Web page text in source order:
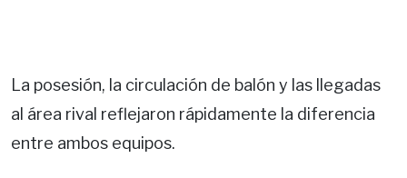
La posesión, la circulación de balón y las llegadas
al área rival reflejaron rápidamente la diferencia
entre ambos equipos.